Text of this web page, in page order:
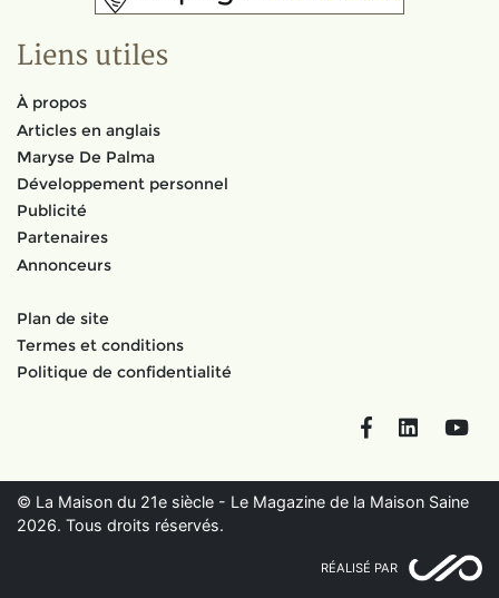
Liens utiles
À propos
Articles en anglais
Maryse De Palma
Développement personnel
Publicité
Partenaires
Annonceurs
Plan de site
Termes et conditions
Politique de confidentialité
FacebookLinkedIn
© La Maison du 21e siècle - Le Magazine de la Maison Saine
2026. Tous droits réservés.
RÉALISÉ PAR